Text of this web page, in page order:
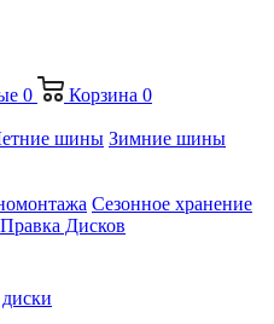
0 Корзина 0
шины Зимние шины
Сезонное хранение
Правка Дисков